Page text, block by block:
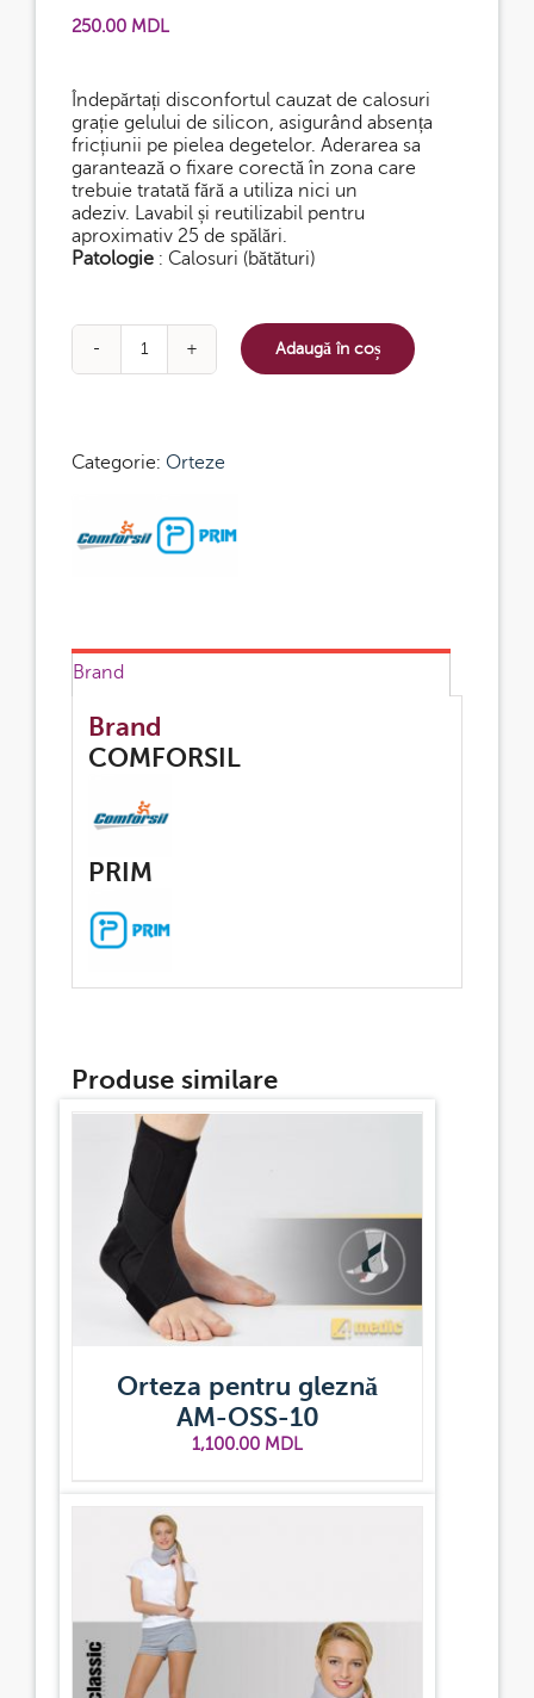
250.00 MDL
Îndepărtați disconfortul cauzat de calosuri
grație gelului de silicon, asigurând absența
fricțiunii pe pielea degetelor. Aderarea sa
garantează o fixare corectă în zona care
trebuie tratată fără a utiliza nici un
adeziv. Lavabil și reutilizabil pentru
aproximativ 25 de spălări.
Patologie : Calosuri (bătături)
Cantitate
Bandă
Adaugă în coș
Categorie: Orteze
Brand
Brand
COMFORSIL
PRIM
Produse similare
Orteza pentru gleznă
AM-OSS-10
1,100.00 MDL